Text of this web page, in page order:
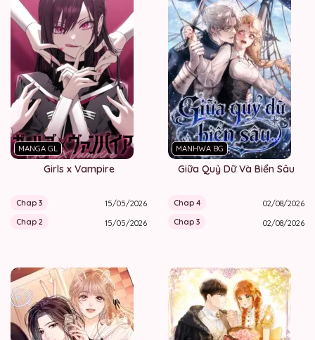
MANGA GL
Girls x Vampire
Chap 3
15/05/2026
Chap 2
15/05/2026
MANHWA BG
Giữa Quỷ Dữ Và Biển Sâu
Chap 4
02/08/2026
Chap 3
02/08/2026